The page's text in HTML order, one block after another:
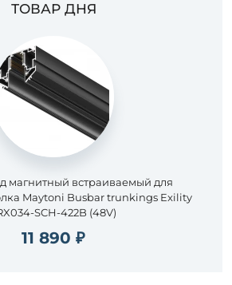
ТОВАР ДНЯ
магнитный встраиваемый для
Maytoni Busbar trunkings Exility
SCH-422B (48V)
11 890 ₽